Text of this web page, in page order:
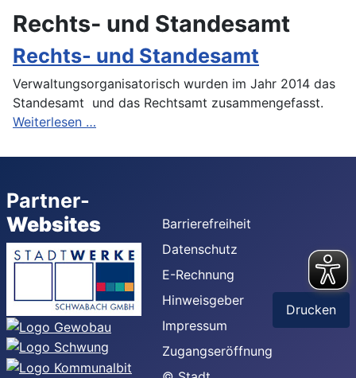
Rechts- und Standesamt
Rechts- und Standesamt
Verwaltungsorganisatorisch wurden im Jahr 2014 das
Standesamt und das Rechtsamt zusammengefasst.
Weiterlesen …
Partner-
Websites
Barrierefreiheit
Datenschutz
E-Rechnung
Hinweisgeber
Impressum
Zugangseröffnung
Drucken